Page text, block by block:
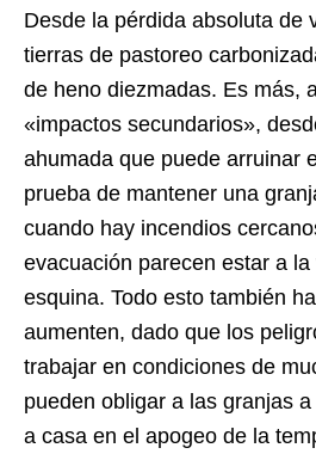
Desde la pérdida absoluta de
tierras de pastoreo
de heno diezmadas. Es más,
«impactos secundarios»,
ahumada que puede arruinar
prueba de mantener una
cuando hay incendios
evacuación parecen estar a
esquina. Todo esto también
aumenten, dado que los
trabajar en condiciones de
pueden obligar a las granjas
a casa en el apogeo de la